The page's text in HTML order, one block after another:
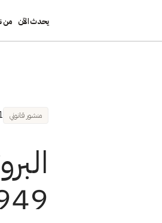
يحدث الآن من
منشور قانوني